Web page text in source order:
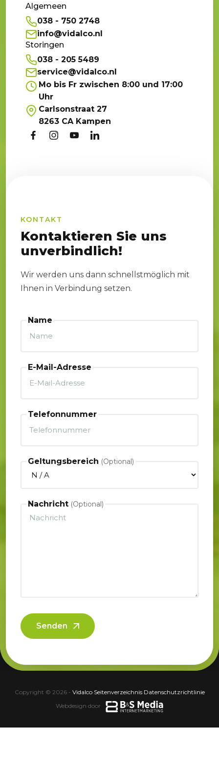
Algemeen
038 - 750 2748
info@vidalco.nl
Storingen
038 - 205 5489
service@vidalco.nl
Mo bis Fr zwischen 8:00 und 17:00
Uhr
Carlsonstraat 27
8263 CA Kampen
KONTAKT
Kontaktieren Sie uns
unverbindlich!
Wir werden uns dann schnellstmöglich mit
Ihnen in Verbindung setzen.
Name
E-Mail-Adresse
Telefonnummer
Geltungsbereich
Nachricht
Senden
Copyright © 2026 - Vidalco·Seitenverzeichnis·Datenschutzrichtlinie
Webdesign door